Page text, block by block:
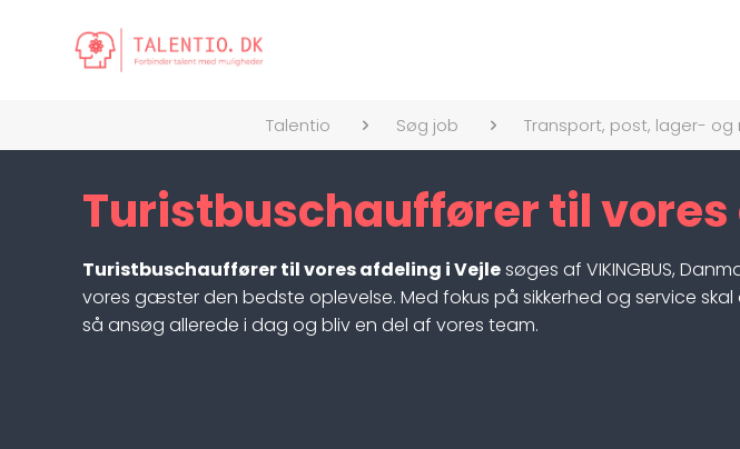
Talentio Søg job Transport, post, lager-
Turistbuschauffører til
Turistbuschauffører til vores afdeling i Vejlesøges af VIKINGBUS,
vores gæster den bedste oplevelse. Med fokus på sikkerhed og service
så ansøg allerede i dag og bliv en del af vores team.